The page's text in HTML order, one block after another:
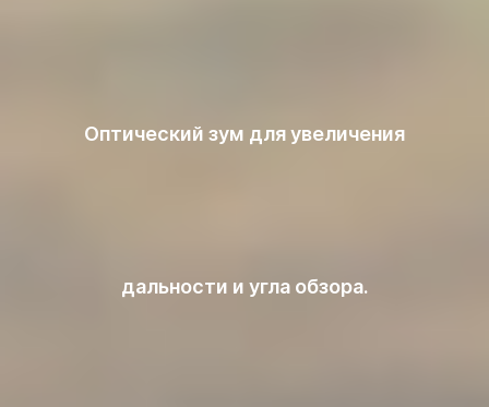
Оптический зум для увеличения
дальности и угла обзора.